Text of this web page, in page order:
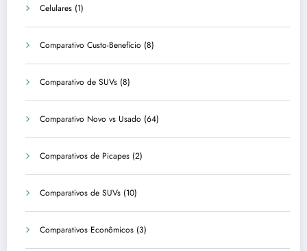
Celulares (1)
Comparativo Custo-Benefício (8)
Comparativo de SUVs (8)
Comparativo Novo vs Usado (64)
Comparativos de Picapes (2)
Comparativos de SUVs (10)
Comparativos Econômicos (3)